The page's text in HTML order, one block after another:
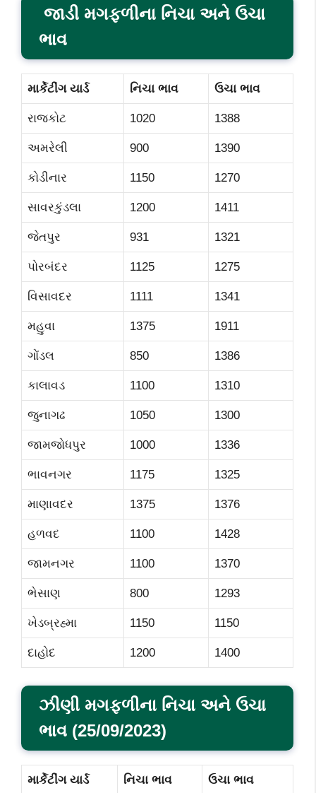
જાડી મગફળીના નિચા અને ઉચા
ભાવ
માર્કેટીંગ યાર્ડ નિચા ભાવ ઉચા ભાવ
રાજકોટ 1020 1388
અમરેલી 900 1390
કોડીનાર 1150 1270
સાવરકુંડલા 1200 1411
જેતપુર 931 1321
પોરબંદર 1125 1275
વિસાવદર 1111 1341
મહુવા 1375 1911
ગોંડલ 850 1386
કાલાવડ 1100 1310
જુનાગઢ 1050 1300
જામજોધપુર 1000 1336
ભાવનગર 1175 1325
માણાવદર 1375 1376
હળવદ 1100 1428
જામનગર 1100 1370
ભેસાણ 800 1293
ખેડબ્રહ્મા 1150 1150
દાહોદ 1200 1400
ઝીણી મગફળીના નિચા અને ઉચા
ભાવ (25/09/2023)
માર્કેટીંગ યાર્ડ નિચા ભાવ ઉચા ભાવ